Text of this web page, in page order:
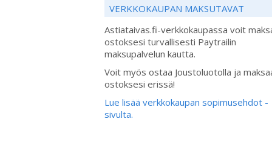
VERKKOKAUPAN MAKSUTAVAT
Astiataivas.fi-verkkokaupassa voit
ostoksesi turvallisesti Paytrailin
maksupalvelun kautta.
Voit myös ostaa Joustoluotolla ja
ostoksesi erissä!
Lue lisää verkkokaupan sopimusehdot -
sivulta.